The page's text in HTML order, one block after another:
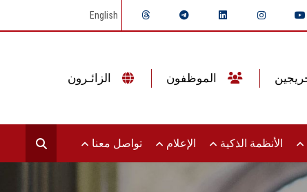
English
الأنظمة الذكية الإعلام تواصل معنا